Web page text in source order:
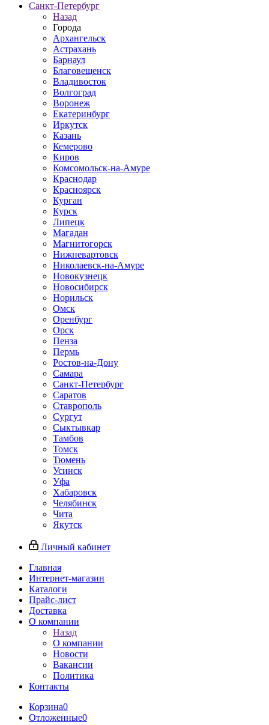
Санкт-Петербург
Назад
Города
Архангельск
Астрахань
Барнаул
Благовещенск
Владивосток
Волгоград
Воронеж
Екатеринбург
Иркутск
Казань
Кемерово
Киров
Комсомольск-на-Амуре
Краснодар
Красноярск
Курган
Курск
Липецк
Магадан
Магнитогорск
Нижневартовск
Николаевск-на-Амуре
Новокузнецк
Новосибирск
Норильск
Омск
Оренбург
Орск
Пенза
Пермь
Ростов-на-Дону
Самара
Санкт-Петербург
Саратов
Ставрополь
Сургут
Сыктывкар
Тамбов
Томск
Тюмень
Усинск
Уфа
Хабаровск
Челябинск
Чита
Якутск
Личный кабинет
Главная
Интернет-магазин
Каталоги
Прайс-лист
Доставка
О компании
Назад
О компании
Новости
Вакансии
Политика
Контакты
Корзина0
Отложенные0